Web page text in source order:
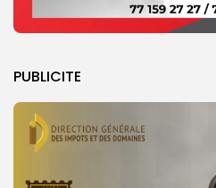
PUBLICITE